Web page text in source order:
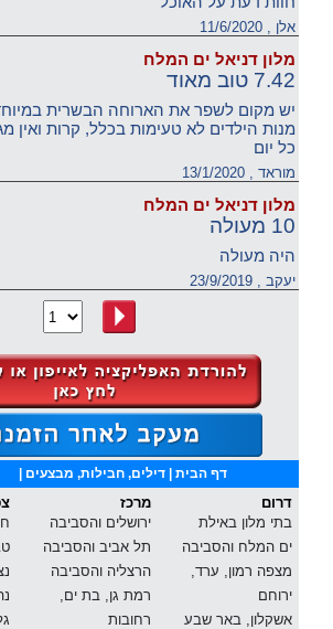
אלן , 11/6/2020
מלון דניאל ים המלח
7.42 טוב מאוד
יש מקום לשפר את הארוחה הבשרית
מנות הילדים לא טעימות בכלל, קרות ואין
כל יום
מוראד , 13/1/2020
מלון דניאל ים המלח
10 מעולה
היה מעולה
יעקב , 23/9/2019
דף הבית | דילים, חבילות, מבצעים |
מרכז
ירושלים והסביבה
תל אביב והסביבה
הרצליה והסביבה
רמת גן, בת ים,
רחובות
דרום
בתי מלון באילת
ים המלח והסביבה
מצפה רמון, ערד,
ירוחם
אשקלון, באר שבע